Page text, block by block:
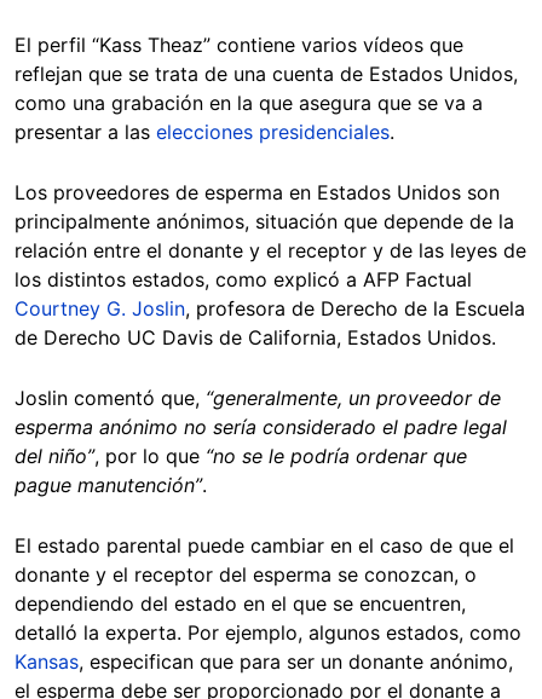
El perfil “Kass Theaz” contiene varios vídeos que
reflejan que se trata de una cuenta de Estados Unidos,
como una grabación en la que asegura que se va a
presentar a las elecciones presidenciales.
Los proveedores de esperma en Estados Unidos son
principalmente anónimos, situación que depende de la
relación entre el donante y el receptor y de las leyes de
los distintos estados, como explicó a AFP Factual
Courtney G. Joslin, profesora de Derecho de la Escuela
de Derecho UC Davis de California, Estados Unidos.
Joslin comentó que, “generalmente, un proveedor de
esperma anónimo no sería considerado el padre legal
del niño”, por lo que “no se le podría ordenar que
pague manutención”.
El estado parental puede cambiar en el caso de que el
donante y el receptor del esperma se conozcan, o
dependiendo del estado en el que se encuentren,
detalló la experta. Por ejemplo, algunos estados, como
Kansas, especifican que para ser un donante anónimo,
el esperma debe ser proporcionado por el donante a